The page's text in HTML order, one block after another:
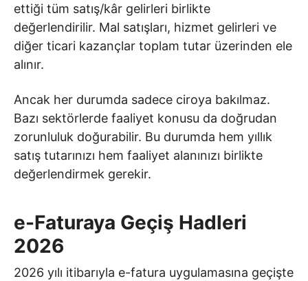
ettiği tüm satış/kâr gelirleri birlikte
değerlendirilir. Mal satışları, hizmet gelirleri ve
diğer ticari kazançlar toplam tutar üzerinden ele
alınır.
Ancak her durumda sadece ciroya bakılmaz.
Bazı sektörlerde faaliyet konusu da doğrudan
zorunluluk doğurabilir. Bu durumda hem yıllık
satış tutarınızı hem faaliyet alanınızı birlikte
değerlendirmek gerekir.
e-Faturaya Geçiş Hadleri
2026
2026 yılı itibarıyla e-fatura uygulamasına geçişte